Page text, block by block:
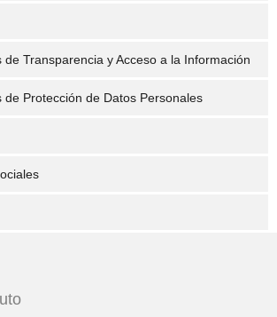
de Transparencia y Acceso a la Información
de Protección de Datos Personales